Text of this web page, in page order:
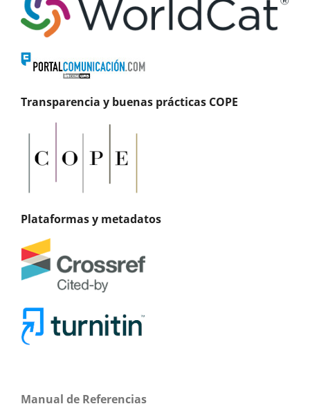
Transparencia y buenas prácticas COPE
Plataformas y metadatos
Manual de Referencias